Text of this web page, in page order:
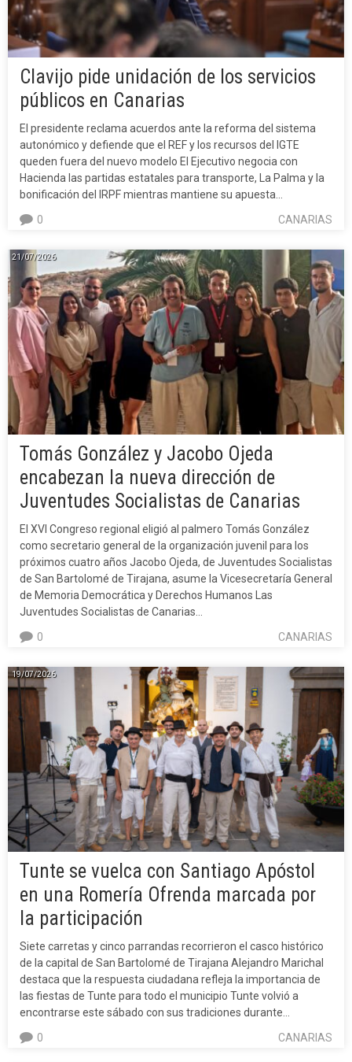
Clavijo pide unidación de los servicios
públicos en Canarias
El presidente reclama acuerdos ante la reforma del sistema
autonómico y defiende que el REF y los recursos del IGTE
queden fuera del nuevo modelo El Ejecutivo negocia con
Hacienda las partidas estatales para transporte, La Palma y la
bonificación del IRPF mientras mantiene su apuesta…
CANARIAS
0
21/07/2026
Tomás González y Jacobo Ojeda
encabezan la nueva dirección de
Juventudes Socialistas de Canarias
El XVI Congreso regional eligió al palmero Tomás González
como secretario general de la organización juvenil para los
próximos cuatro años Jacobo Ojeda, de Juventudes Socialistas
de San Bartolomé de Tirajana, asume la Vicesecretaría General
de Memoria Democrática y Derechos Humanos Las
Juventudes Socialistas de Canarias…
CANARIAS
0
19/07/2026
Tunte se vuelca con Santiago Apóstol
en una Romería Ofrenda marcada por
la participación
Siete carretas y cinco parrandas recorrieron el casco histórico
de la capital de San Bartolomé de Tirajana Alejandro Marichal
destaca que la respuesta ciudadana refleja la importancia de
las fiestas de Tunte para todo el municipio Tunte volvió a
encontrarse este sábado con sus tradiciones durante…
CANARIAS
0